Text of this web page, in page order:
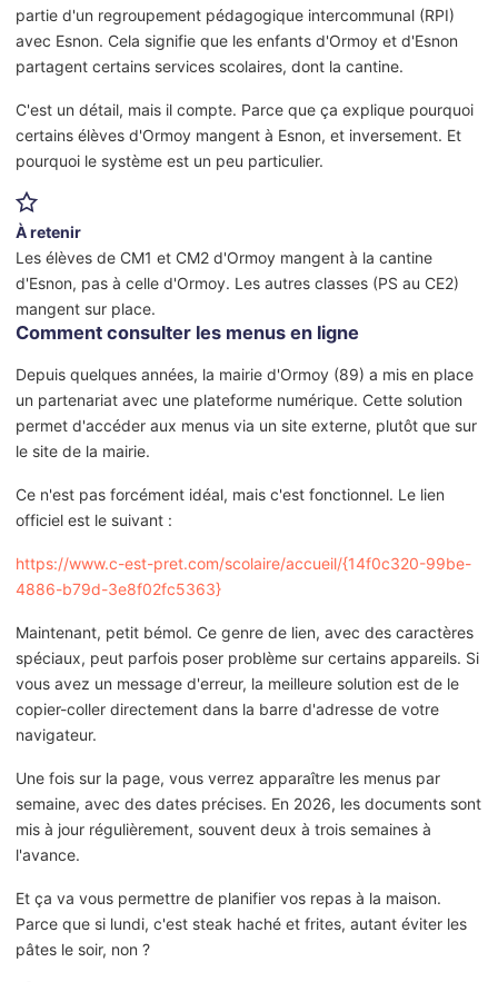
partie d'un regroupement pédagogique intercommunal (RPI)
avec Esnon. Cela signifie que les enfants d'Ormoy et d'Esnon
partagent certains services scolaires, dont la cantine.
C'est un détail, mais il compte. Parce que ça explique pourquoi
certains élèves d'Ormoy mangent à Esnon, et inversement. Et
pourquoi le système est un peu particulier.
À retenir
Les élèves de CM1 et CM2 d'Ormoy mangent à la cantine
d'Esnon, pas à celle d'Ormoy. Les autres classes (PS au CE2)
mangent sur place.
Comment consulter les menus en ligne
Depuis quelques années, la mairie d'Ormoy (89) a mis en place
un partenariat avec une plateforme numérique. Cette solution
permet d'accéder aux menus via un site externe, plutôt que sur
le site de la mairie.
Ce n'est pas forcément idéal, mais c'est fonctionnel. Le lien
officiel est le suivant :
https://www.c-est-pret.com/scolaire/accueil/{14f0c320-99be-
4886-b79d-3e8f02fc5363}
Maintenant, petit bémol. Ce genre de lien, avec des caractères
spéciaux, peut parfois poser problème sur certains appareils. Si
vous avez un message d'erreur, la meilleure solution est de le
copier-coller directement dans la barre d'adresse de votre
navigateur.
Une fois sur la page, vous verrez apparaître les menus par
semaine, avec des dates précises. En 2026, les documents sont
mis à jour régulièrement, souvent deux à trois semaines à
l'avance.
Et ça va vous permettre de planifier vos repas à la maison.
Parce que si lundi, c'est steak haché et frites, autant éviter les
pâtes le soir, non ?